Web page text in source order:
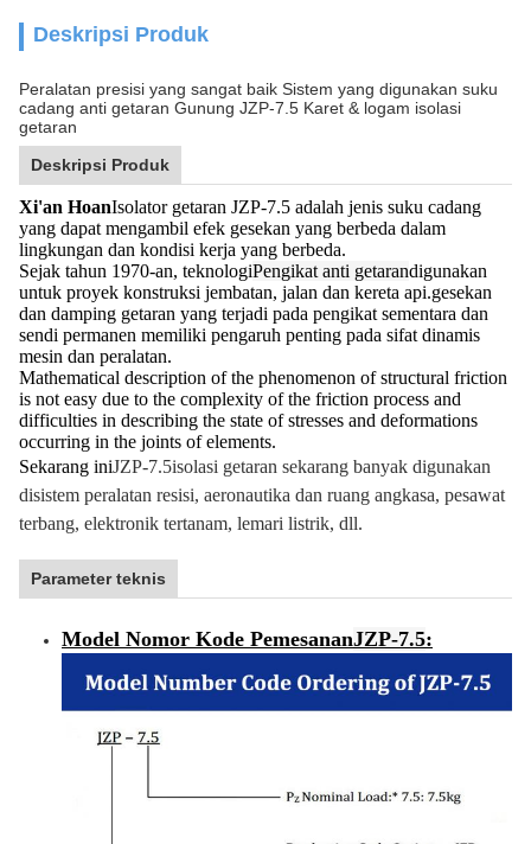
Deskripsi Produk
Peralatan presisi yang sangat baik Sistem yang digunakan suku
cadang anti getaran Gunung JZP-7.5 Karet & logam isolasi
getaran
Deskripsi Produk
Xi'an HoanIsolator getaran JZP-7.5 adalah jenis suku cadang
yang dapat mengambil efek gesekan yang berbeda dalam
lingkungan dan kondisi kerja yang berbeda.
Sejak tahun 1970-an, teknologiPengikat anti getarandigunakan
untuk proyek konstruksi jembatan, jalan dan kereta api.gesekan
dan damping getaran yang terjadi pada pengikat sementara dan
sendi permanen memiliki pengaruh penting pada sifat dinamis
mesin dan peralatan.
Mathematical description of the phenomenon of structural friction
is not easy due to the complexity of the friction process and
difficulties in describing the state of stresses and deformations
occurring in the joints of elements.
Sekarang iniJZP-7.5isolasi getaran sekarang banyak digunakan
disistem peralatan resisi, aeronautika dan ruang angkasa, pesawat
terbang, elektronik tertanam, lemari listrik, dll.
Parameter teknis
Model Nomor Kode PemesananJZP-7.5: